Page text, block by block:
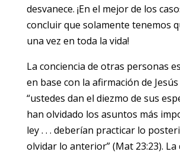
desvanece. ¡En el mejor de los
concluir que solamente tenemos
una vez en toda la vida!
La conciencia de otras personas
en base con la afirmación de Jesús
“ustedes dan el diezmo de sus
han olvidado los asuntos más
ley . . . deberían practicar lo
olvidar lo anterior” (Mat 23:23). La